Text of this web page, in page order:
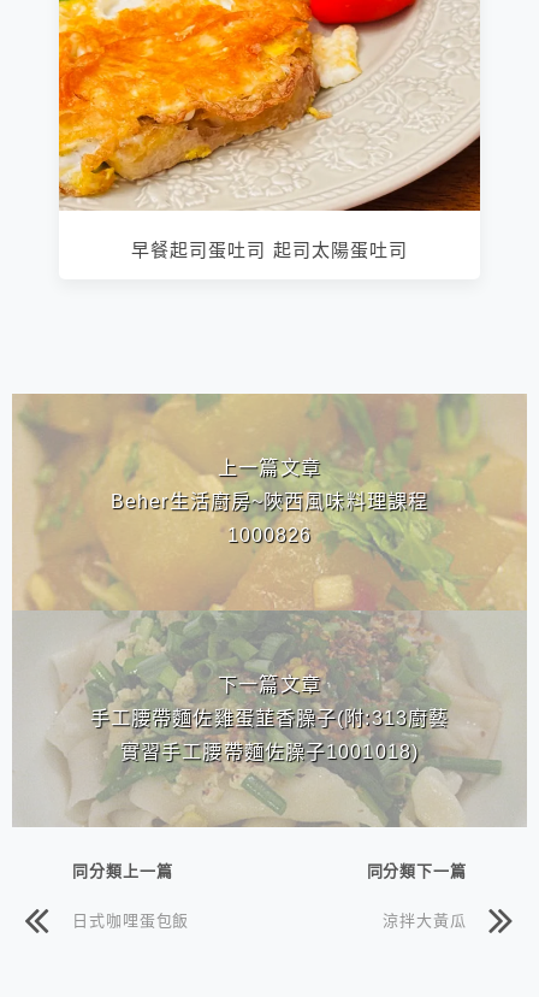
早餐起司蛋吐司 起司太陽蛋吐司
相連文章
上一篇文章
Beher生活廚房~陜西風味料理課程
1000826
下一篇文章
手工腰帶麵佐雞蛋韮香臊子(附:313廚藝
實習手工腰帶麵佐臊子1001018)
同分類上一篇
日式咖哩蛋包飯
同分類下一篇
涼拌大黃瓜